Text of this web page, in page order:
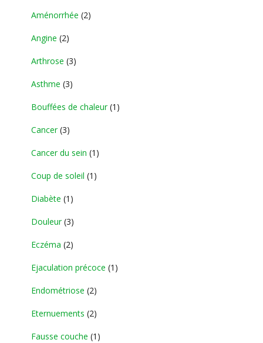
Aménorrhée (2)
Angine (2)
Arthrose (3)
Asthme (3)
Bouffées de chaleur(1)
Cancer(3)
Cancer du sein (1)
Coup de soleil (1)
Diabète (1)
Douleur(3)
Eczéma (2)
Ejaculation précoce (1)
Endométriose (2)
Eternuements (2)
Fausse couche (1)